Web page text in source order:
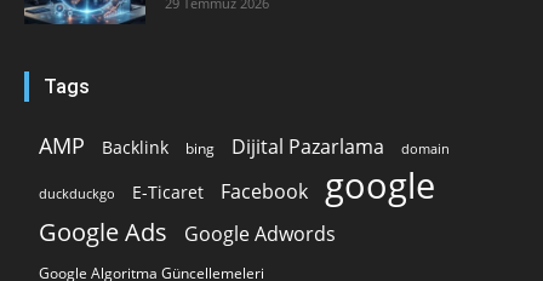
Tags
AMP Backlink bing Dijital Pazarlama domain
duckduckgo E-Ticaret Facebook google
Google Ads Google Adwords
Google Algoritma Güncellemeleri